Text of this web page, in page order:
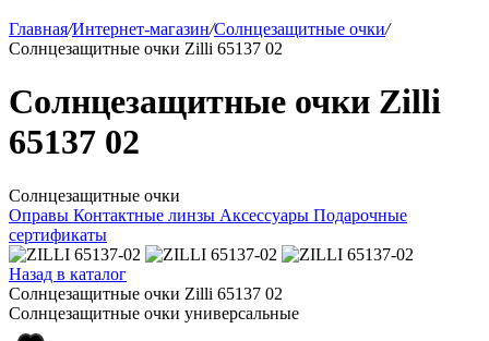
Главная/Интернет-магазин/Солнцезащитные очки/
Солнцезащитные очки Zilli 65137 02
Солнцезащитные очки Zilli
65137 02
Солнцезащитные очки
Оправы Контактные линзы Аксессуары Подарочные
сертификаты
Назад в каталог
Солнцезащитные очки Zilli 65137 02
Солнцезащитные очки универсальные